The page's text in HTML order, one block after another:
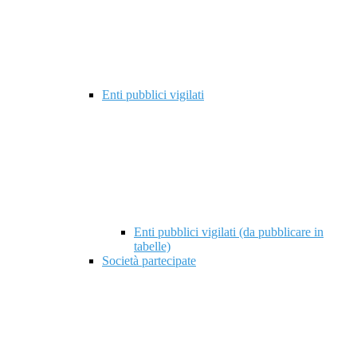
Enti pubblici vigilati
Enti pubblici vigilati (da pubblicare in
tabelle)
Società partecipate